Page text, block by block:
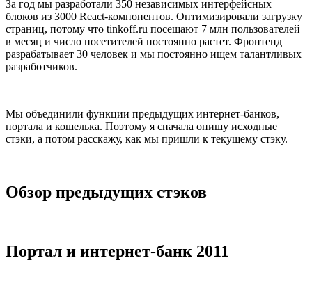
За год мы разработали 350 независимых интерфейсных
блоков из 3000 React-компонентов. Оптимизировали загрузку
страниц, потому что tinkoff.ru посещают 7 млн пользователей
в месяц и число посетителей постоянно растет. Фронтенд
разрабатывает 30 человек и мы постоянно ищем талантливых
разработчиков.
Мы объединили функции предыдущих интернет-банков,
портала и кошелька. Поэтому я сначала опишу исходные
стэки, а потом расскажу, как мы пришли к текущему стэку.
Обзор предыдущих стэков
Портал и интернет-банк 2011